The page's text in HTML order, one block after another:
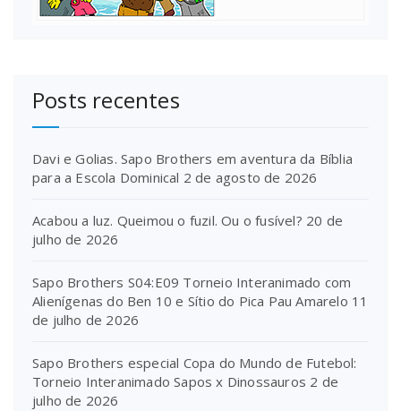
Posts recentes
Davi e Golias. Sapo Brothers em aventura da Bíblia
para a Escola Dominical 2 de agosto de 2026
Acabou a luz. Queimou o fuzil. Ou o fusível? 20 de
julho de 2026
Sapo Brothers S04:E09 Torneio Interanimado com
Alienígenas do Ben 10 e Sítio do Pica Pau Amarelo 11
de julho de 2026
Sapo Brothers especial Copa do Mundo de Futebol:
Torneio Interanimado Sapos x Dinossauros 2 de
julho de 2026